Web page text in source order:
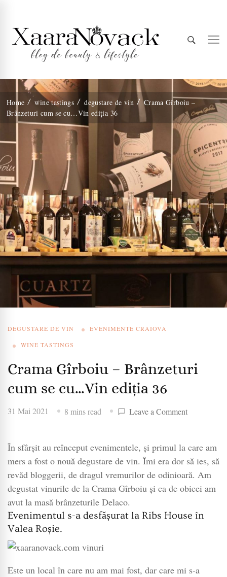
Xaara
Novack
Home wine tastings degustare de vin
Crama Gîrboiu –
Brânzeturi cum se cu…Vin ediția 36
DEGUSTARE DE VIN
EVENIMENTE CRAIOVA
WINE TASTINGS
Crama Gîrboiu – Brânzeturi
cum se cu…Vin ediția 36
31 Mai 2021 8 mins read Leave a Commenton
–
Brânzeturi
cum
se
ediția
În sfârșit au reînceput evenimentele, și primul la care am
mers a fost o nouă degustare de vin. Îmi era dor să ies, să
revăd bloggerii, de dragul vremurilor de odinioară. Am
degustat vinurile de la Crama Gîrboiu și ca de obicei am
avut la masă brânzeturile Delaco.
Evenimentul s-a desfășurat la Ribs House în
Valea Roșie.
Este un local în care nu am mai fost, dar care mi s-a